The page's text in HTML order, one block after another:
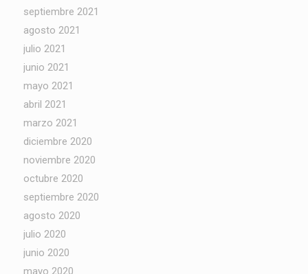
septiembre 2021
agosto 2021
julio 2021
junio 2021
mayo 2021
abril 2021
marzo 2021
diciembre 2020
noviembre 2020
octubre 2020
septiembre 2020
agosto 2020
julio 2020
junio 2020
mayo 2020